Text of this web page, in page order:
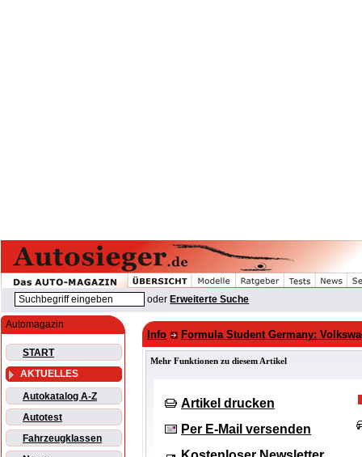
oder Erweiterte Suche
Automagazin
START
AKTUELLES
Autokatalog A-Z
Autotest
Fahrzeugklassen
Info Formula Student Germany:
Mehr Funktionen zu diesem Artikel
Artikel drucken
Per E-Mail versenden